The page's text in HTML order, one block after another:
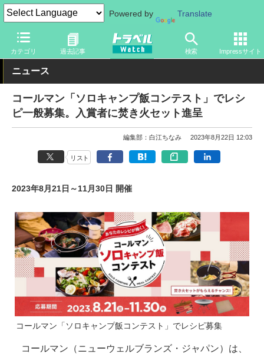
Powered by Translate
カテゴリ 過去記事 検索 Impressサイト
トラベル Watch 旅の情報 目的 アウトドア
ニュース
コールマン「ソロキャンプ飯コンテスト」でレシ
ピ一般募集。入賞者に焚き火セット進呈
編集部：白江ちなみ 2023年8月22日 12:03
リスト
2023年8月21日～11月30日 開催
コールマン「ソロキャンプ飯コンテスト」でレシピ募集
コールマン（ニューウェルブランズ・ジャパン）は、